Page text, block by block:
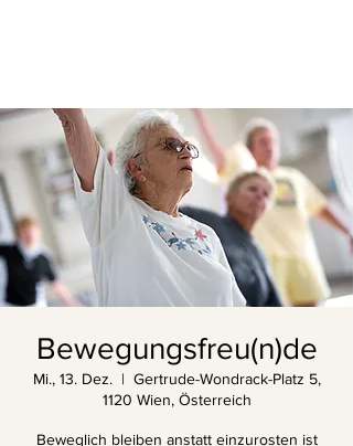
Bewegungsfreu(n)de
Mi., 13. Dez.
  |
Gertrude-Wondrack-Platz 5,
1120 Wien, Österreich
Beweglich bleiben anstatt einzurosten ist